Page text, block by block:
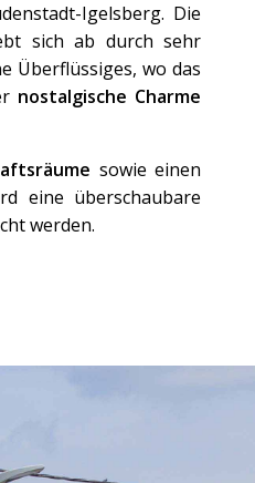
Igelsberg. Die
sich ab durch sehr
Überflüssiges, wo das
nostalgische Charme
sowie einen
eine überschaubare
werden.